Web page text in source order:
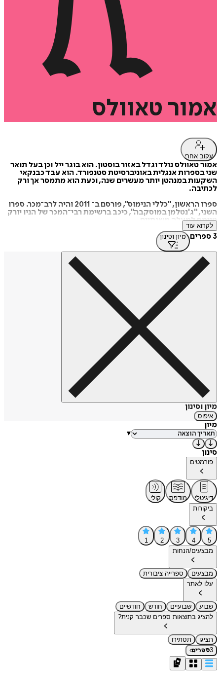
אמור טאוולס
עקוב אחרי
אמור טאוולס נולד וגדל באזור בוסטון. הוא בוגר ייל וכן בעל תואר
שני בספרות אנגלית באוניברסיטת סטנפורד. הוא עבד כבנקאי
השקעות במנהטן יותר מעשרים שנה, וכעת הוא מתמסר אך ורק
לכתיבה.
ספרו הראשון, "כללי הנימוס", פורסם ב־ 2011 והיה לרב־מכר. ספרו
השני, "ג'נטלמן במוסקבה", כיכב ברשימת רבי־המכר של הניו יורק
טיימס למעלה משנתיים.
טאוולס חי במנהטן עם אשתו ושני ילדיו. הוא חובב אמנות מתחילת
המאה העשרים, מוזיקת ג'ז משנות החמישים, סדרות משטרה
משנות השבעים, תקליטי רוקנרול, אביזרים מיושנים, מנשרים,
מאפי בוקר, פסטה, אלכוהול, ימי שלג, טוסקנה, פרובנס, דיסנילנד,
הוליווד, השחקנים מקזבלנקה, ג'יימס בונד, קפטן קירק, בוב דילן
(השלבים המוקדמים, האמצעיים והמאוחרים), השעות הקטנות של
הלילה, משחקי קלפים, בתי קפה, ועוגיות של שתי הסבתות שלו.
לקרוא עוד
3 ספרים מיון וסינון
מיון וסינון
איפוס
מיון
▾
סינון
פורמטים
דיגיטלי מודפס
קולי
ביקורות
5
4
3
2
1
מבצעים/הנחות
מבצעים
ספרייה ציבורית
עלו לאתר
שבוע שבועיים חודש
חודשיים
להציג בתוצאות ספרים שכבר קנית?
תציגו
תסתירו
3ספרים›